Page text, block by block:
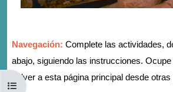
Open course index
Navegación: Complete las actividades,
abajo, siguiendo las instrucciones.
volver a esta página principal desde